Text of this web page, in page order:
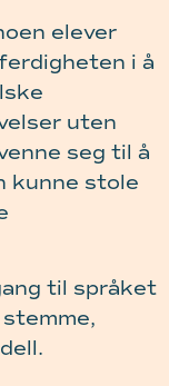
elever
i å
uten
seg til å
kunne stole
til språket